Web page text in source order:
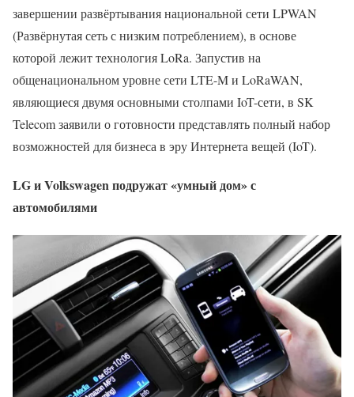
завершении развёртывания национальной сети LPWAN
(Развёрнутая сеть с низким потреблением), в основе
которой лежит технология LoRa. Запустив на
общенациональном уровне сети LTE-M и LoRaWAN,
являющиеся двумя основными столпами IoT-сети, в SK
Telecom заявили о готовности представлять полный набор
возможностей для бизнеса в эру Интернета вещей (IoT).
LG и Volkswagen подружат «умный дом» с
автомобилями